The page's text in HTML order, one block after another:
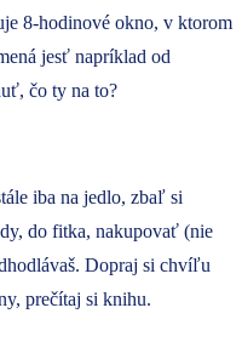
8-hodinové okno, v ktorom
jesť napríklad od
čo ty na to?
iba na jedlo, zbaľ si
do fitka, nakupovať (nie
Dopraj si chvíľu
prečítaj si knihu.